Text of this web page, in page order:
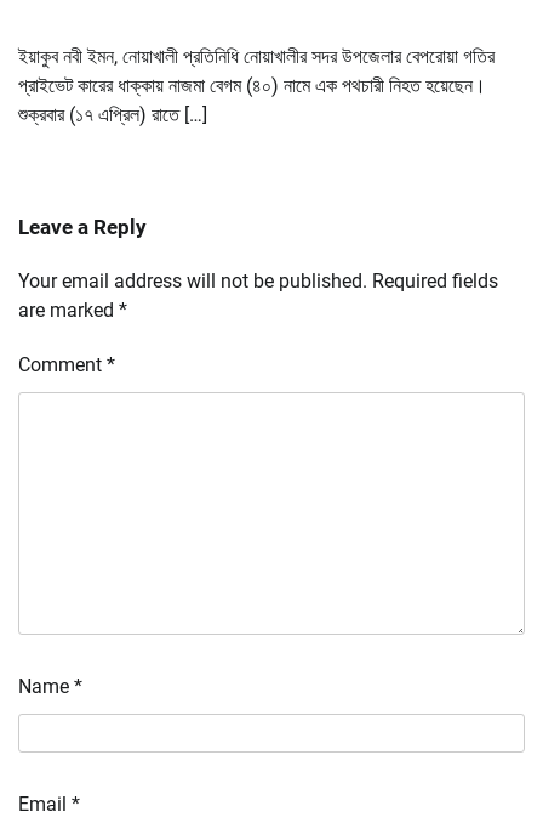
ইয়াকুব নবী ইমন, নোয়াখালী প্রতিনিধি নোয়াখালীর সদর উপজেলার বেপরোয়া গতির
প্রাইভেট কারের ধাক্কায় নাজমা বেগম (৪০) নামে এক পথচারী নিহত হয়েছেন।
শুক্রবার (১৭ এপ্রিল) রাতে […]
Leave a Reply
Your email address will not be published. Required fields
are marked *
Comment *
Name *
Email *